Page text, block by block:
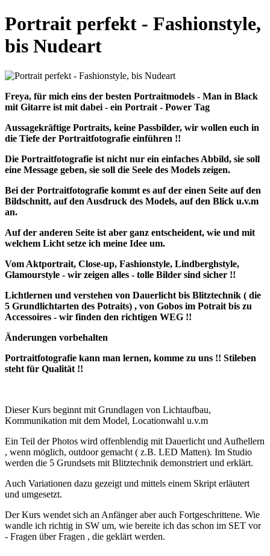
Portrait perfekt - Fashionstyle,
bis Nudeart
Freya, für mich eins der besten Portraitmodels - Man in Black
mit Gitarre ist mit dabei - ein Portrait - Power Tag
Aussagekräftige Portraits, keine Passbilder, wir wollen euch in
die Tiefe der Portraitfotografie einführen !!
Die Portraitfotografie ist nicht nur ein einfaches Abbild, sie soll
eine Message geben, sie soll die Seele des Models zeigen.
Bei der Portraitfotografie kommt es auf der einen Seite auf den
Bildschnitt, auf den Ausdruck des Models, auf den Blick u.v.m
an.
Auf der anderen Seite ist aber ganz entscheident, wie und mit
welchem Licht setze ich meine Idee um.
Vom Aktportrait, Close-up, Fashionstyle, Lindberghstyle,
Glamourstyle - wir zeigen alles - tolle Bilder sind sicher !!
Lichtlernen und verstehen von Dauerlicht bis Blitztechnik ( die
5 Grundlichtarten des Potraits) , von Gobos im Potrait bis zu
Accessoires - wir finden den richtigen WEG !!
Änderungen vorbehalten
Portraitfotografie kann man lernen, komme zu uns !! Stileben
steht für Qualität !!
Dieser Kurs beginnt mit Grundlagen von Lichtaufbau,
Kommunikation mit dem Model, Locationwahl u.v.m
Ein Teil der Photos wird offenblendig mit Dauerlicht und Aufhellern
, wenn möglich, outdoor gemacht ( z.B. LED Matten). Im Studio
werden die 5 Grundsets mit Blitztechnik demonstriert und erklärt.
Auch Variationen dazu gezeigt und mittels einem Skript erläutert
und umgesetzt.
Der Kurs wendet sich an Anfänger aber auch Fortgeschrittene. Wie
wandle ich richtig in SW um, wie bereite ich das schon im SET vor
- Fragen über Fragen , die geklärt werden.